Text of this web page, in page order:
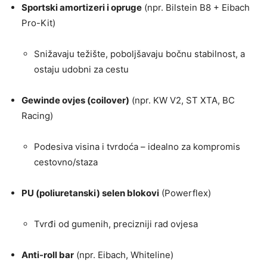
Sportski amortizeri i opruge (npr. Bilstein B8 + Eibach
Pro-Kit)
Snižavaju težište, poboljšavaju bočnu stabilnost, a
ostaju udobni za cestu
Gewinde ovjes (coilover) (npr. KW V2, ST XTA, BC
Racing)
Podesiva visina i tvrdoća – idealno za kompromis
cestovno/staza
PU (poliuretanski) selen blokovi (Powerflex)
Tvrđi od gumenih, precizniji rad ovjesa
Anti-roll bar (npr. Eibach, Whiteline)